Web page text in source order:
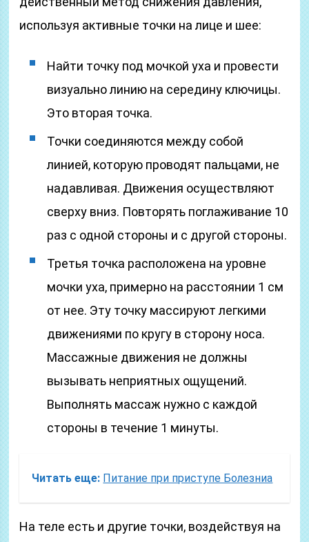
используя активные точки на лице и шее:
Найти точку под мочкой уха и провести
визуально линию на середину ключицы.
Это вторая точка.
Точки соединяются между собой
линией, которую проводят пальцами, не
надавливая. Движения осуществляют
сверху вниз. Повторять поглаживание 10
раз с одной стороны и с другой стороны.
Третья точка расположена на уровне
мочки уха, примерно на расстоянии 1 см
от нее. Эту точку массируют легкими
движениями по кругу в сторону носа.
Массажные движения не должны
вызывать неприятных ощущений.
Выполнять массаж нужно с каждой
стороны в течение 1 минуты.
Читать еще: Питание при приступе Болезниа
На теле есть и другие точки, воздействуя на